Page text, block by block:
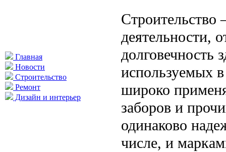
Главная
Новости
Строительство
Ремонт
Дизайн и интерьер
Строительство
деятельности,
долговечность
используемых
широко
заборов и
одинаково
числе, и